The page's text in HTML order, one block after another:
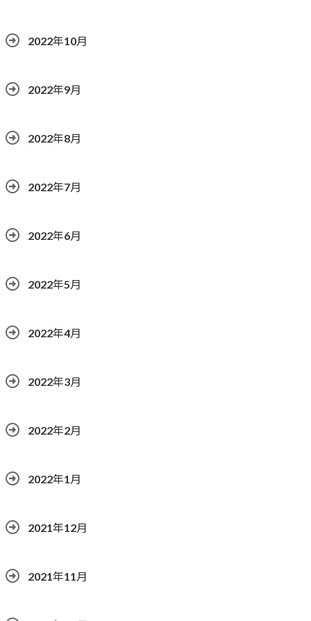
2022年10月
2022年9月
2022年8月
2022年7月
2022年6月
2022年5月
2022年4月
2022年3月
2022年2月
2022年1月
2021年12月
2021年11月